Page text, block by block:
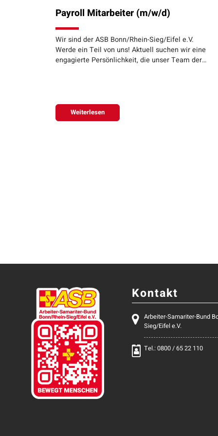
Payroll Mitarbeiter (m/w/d)
Wir sind der ASB Bonn/Rhein-Sieg/Eifel e.V.
Werde ein Teil von uns! Aktuell suchen wir eine
engagierte Persönlichkeit, die unser Team der…
Weiterlesen
Kontakt
Arbeiter-Samariter-Bund
Sieg/Eifel e.V.
Tel.: 0800 / 65 22 110